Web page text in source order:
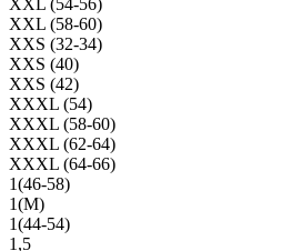
XXL (58-60)
XXS (32-34)
XXS (40)
XXS (42)
XXXL (54)
XXXL (58-60)
XXXL (62-64)
XXXL (64-66)
1(46-58)
1(М)
1(44-54)
1,5